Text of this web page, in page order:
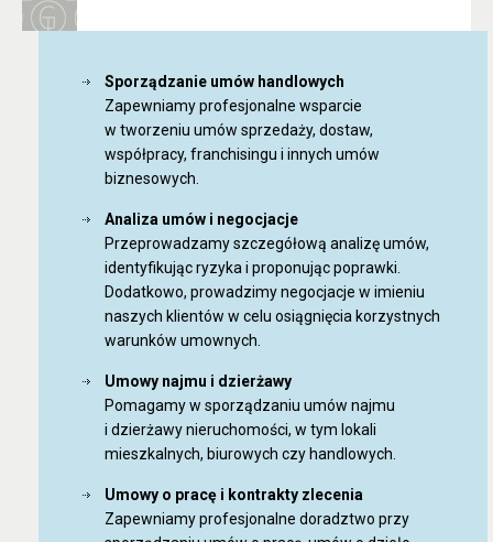
Sporządzanie umów handlowych
Zapewniamy profesjonalne wsparcie
w tworzeniu umów sprzedaży, dostaw,
współpracy, franchisingu i innych umów
biznesowych.
Analiza umów i negocjacje
Przeprowadzamy szczegółową analizę umów,
identyfikując ryzyka i proponując poprawki.
Dodatkowo, prowadzimy negocjacje w imieniu
naszych klientów w celu osiągnięcia korzystnych
warunków umownych.
Umowy najmu i dzierżawy
Pomagamy w sporządzaniu umów najmu
i dzierżawy nieruchomości, w tym lokali
mieszkalnych, biurowych czy handlowych.
Umowy o pracę i kontrakty zlecenia
Zapewniamy profesjonalne doradztwo przy